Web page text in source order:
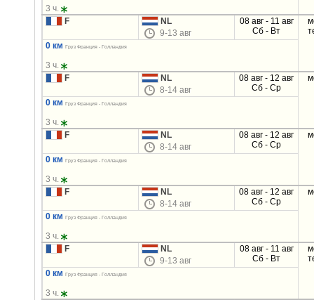
3 ч.
F
NL
9-13 авг
08 авг - 11 авг
Сб - Вт
0 км
Груз Франция - Голландия
3 ч.
F
NL
8-14 авг
08 авг - 12 авг
Сб - Ср
0 км Груз Франция - Голландия
3 ч.
F
NL
8-14 авг
08 авг - 12 авг
Сб - Ср
0 км Груз Франция - Голландия
3 ч.
F
NL
8-14 авг
08 авг - 12 авг
Сб - Ср
0 км Груз Франция - Голландия
3 ч.
F
NL
9-13 авг
08 авг - 11 авг
Сб - Вт
0 км
Груз Франция - Голландия
3 ч.